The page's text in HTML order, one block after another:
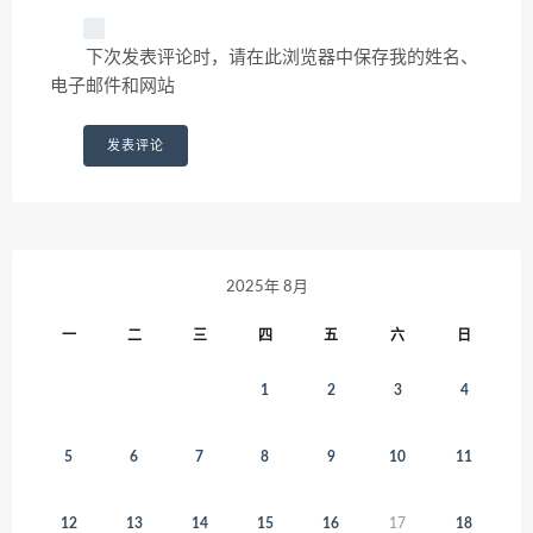
下次发表评论时，请在此浏览器中保存我的姓名、
电子邮件和网站
2025年 8月
一 二 三 四 五 六 日
1 2 3 4
5 6 7 8 9 10 11
12 13 14 15 16 17 18